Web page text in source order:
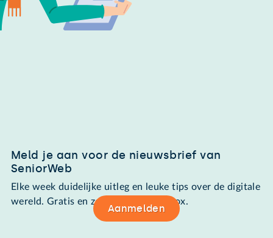
Meld je aan voor de nieuwsbrief van
SeniorWeb
Elke week duidelijke uitleg en leuke tips over de digitale
wereld. Gratis en zomaar in de mailbox.
Aanmelden